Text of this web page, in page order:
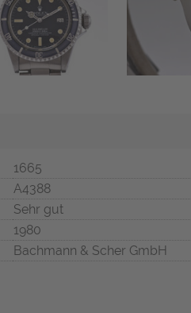
1665
A4388
Sehr gut
1980
Bachmann & Scher GmbH